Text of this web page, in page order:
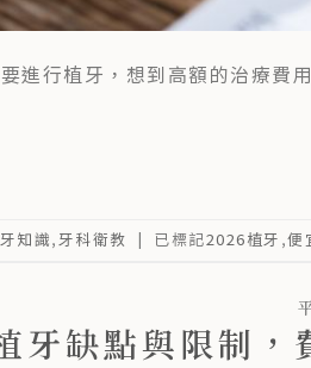
進行植牙，想到高額的治療費
知識,牙科衛教 | 已標記2026植牙 ,便
牙缺點與限制